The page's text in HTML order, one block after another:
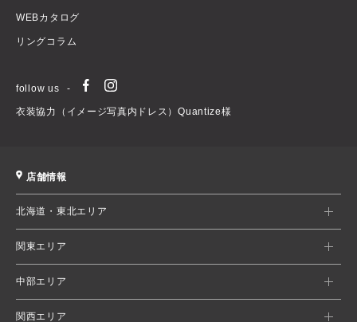
WEBカタログ
リングコラム
follow us
衣装協力（イメージ写真内ドレス）Quantize様
店舗情報
北海道・東北エリア
関東エリア
中部エリア
関西エリア